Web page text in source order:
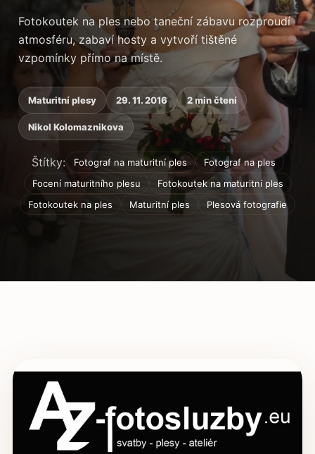
Fotokoutek na ples nebo taneční zábavu rozproudí
atmosféru, zabaví hosty a vytvoří tištěné
vzpomínky přímo na místě.
Maturitní plesy 29. 11. 2016 2 min čtení
Nikol Kolomaznikova
Štítky: Fotograf na maturitní ples
Fotograf na ples
Focení maturitního plesu
Fotokoutek na maturitní ples
Fotokoutek na ples
Maturitní ples Plesová fotografie